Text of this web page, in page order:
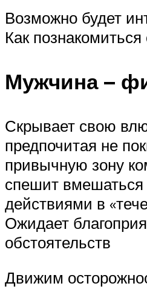
Возможно будет
Как
Мужчина –
Скрывает свою
предпочитая не
привычную зону
спешит
действиями в
Ожидает
обстоятельств
Движим